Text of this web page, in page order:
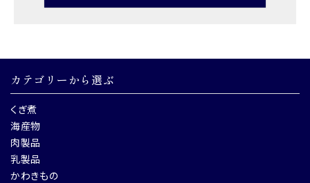
カテゴリーから選ぶ
くぎ煮
海産物
肉製品
乳製品
かわきもの